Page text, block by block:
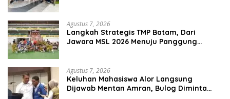
Agustus 7, 2026
Langkah Strategis TMP Batam, Dari
Jawara MSL 2026 Menuju Panggung
Agustus 7, 2026
Keluhan Mahasiswa Alor Langsung
Dijawab Mentan Amran, Bulog Diminta